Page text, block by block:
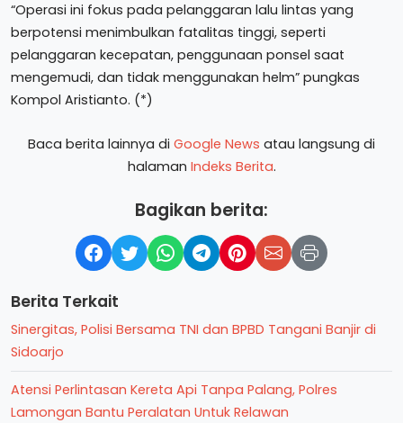
“Operasi ini fokus pada pelanggaran lalu lintas yang
berpotensi menimbulkan fatalitas tinggi, seperti
pelanggaran kecepatan, penggunaan ponsel saat
mengemudi, dan tidak menggunakan helm” pungkas
Kompol Aristianto. (*)
Baca berita lainnya di Google News atau langsung di
halaman Indeks Berita.
Bagikan berita:
Berita Terkait
Sinergitas, Polisi Bersama TNI dan BPBD Tangani Banjir di
Sidoarjo
Atensi Perlintasan Kereta Api Tanpa Palang, Polres
Lamongan Bantu Peralatan Untuk Relawan